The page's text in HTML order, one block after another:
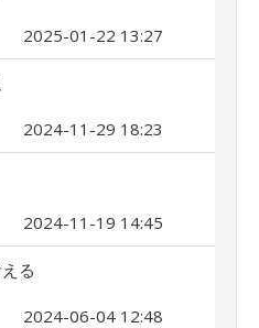
2025-01-22 13:27
2024-11-29 18:23
2024-11-19 14:45
る
2024-06-04 12:48